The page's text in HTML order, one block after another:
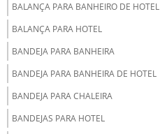
BALANÇA PARA BANHEIRO DE HOTEL
BALANÇA PARA HOTEL
BANDEJA PARA BANHEIRA
BANDEJA PARA BANHEIRA DE HOTEL
BANDEJA PARA CHALEIRA
BANDEJAS PARA HOTEL